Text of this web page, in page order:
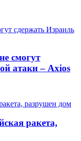
смогут
атаки – Axios
ракета,